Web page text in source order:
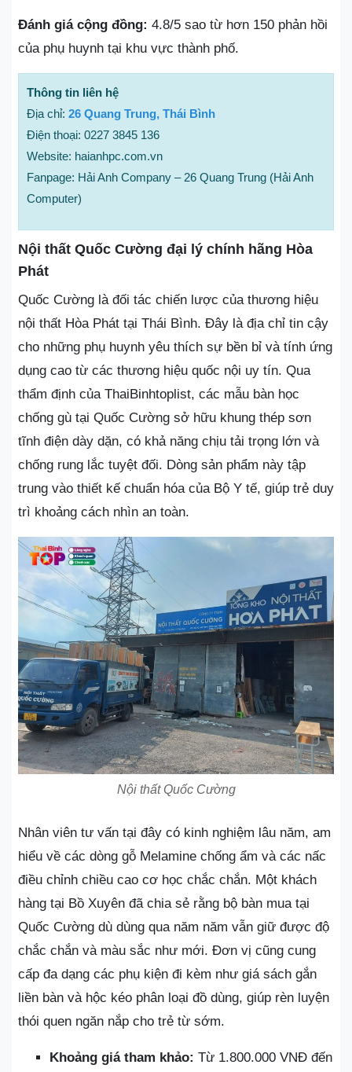
Đánh giá cộng đồng: 4.8/5 sao từ hơn 150 phản hồi
của phụ huynh tại khu vực thành phố.
Thông tin liên hệ
Địa chỉ: 26 Quang Trung, Thái Bình
Điện thoại: 0227 3845 136
Website: haianhpc.com.vn
Fanpage: Hải Anh Company – 26 Quang Trung (Hải Anh
Computer)
Nội thất Quốc Cường đại lý chính hãng Hòa
Phát
Quốc Cường là đối tác chiến lược của thương hiệu
nội thất Hòa Phát tại Thái Bình. Đây là địa chỉ tin cậy
cho những phụ huynh yêu thích sự bền bỉ và tính ứng
dụng cao từ các thương hiệu quốc nội uy tín. Qua
thẩm định của ThaiBinhtoplist, các mẫu bàn học
chống gù tại Quốc Cường sở hữu khung thép sơn
tĩnh điện dày dặn, có khả năng chịu tải trọng lớn và
chống rung lắc tuyệt đối. Dòng sản phẩm này tập
trung vào thiết kế chuẩn hóa của Bộ Y tế, giúp trẻ duy
trì khoảng cách nhìn an toàn.
Nội thất Quốc Cường
Nhân viên tư vấn tại đây có kinh nghiệm lâu năm, am
hiểu về các dòng gỗ Melamine chống ẩm và các nấc
điều chỉnh chiều cao cơ học chắc chắn. Một khách
hàng tại Bồ Xuyên đã chia sẻ rằng bộ bàn mua tại
Quốc Cường dù dùng qua năm năm vẫn giữ được độ
chắc chắn và màu sắc như mới. Đơn vị cũng cung
cấp đa dạng các phụ kiện đi kèm như giá sách gắn
liền bàn và hộc kéo phân loại đồ dùng, giúp rèn luyện
thói quen ngăn nắp cho trẻ từ sớm.
Khoảng giá tham khảo: Từ 1.800.000 VNĐ đến